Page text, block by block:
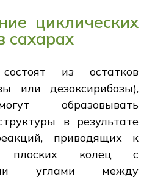
циклических
сахарах
из остатков
или дезоксирибозы),
образовывать
в результате
приводящих к
плоских колец с
углами между